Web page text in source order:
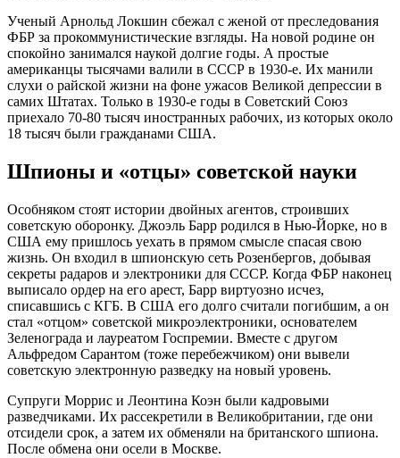
Ученый Арнольд Локшин сбежал с женой от преследования
ФБР за прокоммунистические взгляды. На новой родине он
спокойно занимался наукой долгие годы. А простые
американцы тысячами валили в СССР в 1930-е. Их манили
слухи о райской жизни на фоне ужасов Великой депрессии в
самих Штатах. Только в 1930-е годы в Советский Союз
приехало 70-80 тысяч иностранных рабочих, из которых около
18 тысяч были гражданами США.
Шпионы и «отцы» советской науки
Особняком стоят истории двойных агентов, строивших
советскую оборонку. Джоэль Барр родился в Нью-Йорке, но в
США ему пришлось уехать в прямом смысле спасая свою
жизнь. Он входил в шпионскую сеть Розенбергов, добывая
секреты радаров и электроники для СССР. Когда ФБР наконец
выписало ордер на его арест, Барр виртуозно исчез,
списавшись с КГБ. В США его долго считали погибшим, а он
стал «отцом» советской микроэлектроники, основателем
Зеленограда и лауреатом Госпремии. Вместе с другом
Альфредом Сарантом (тоже перебежчиком) они вывели
советскую электронную разведку на новый уровень.
Супруги Моррис и Леонтина Коэн были кадровыми
разведчиками. Их рассекретили в Великобритании, где они
отсидели срок, а затем их обменяли на британского шпиона.
После обмена они осели в Москве.